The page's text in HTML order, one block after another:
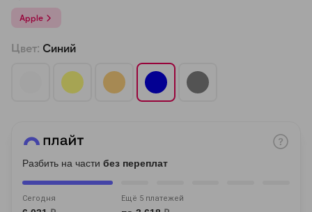
Apple
Цвет: Синий
Разбить на части без переплат
Сегодня Ещё 5 платежей
недели